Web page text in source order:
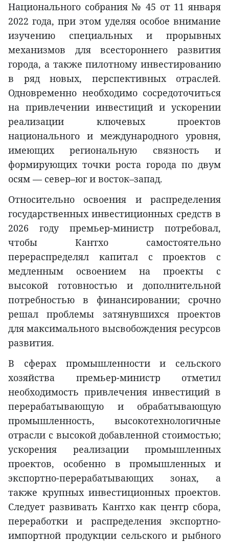
Национального собрания № 45 от 11 января
2022 года, при этом уделяя особое внимание
изучению специальных и прорывных
механизмов для всестороннего развития
города, а также пилотному инвестированию
в ряд новых, перспективных отраслей.
Одновременно необходимо сосредоточиться
на привлечении инвестиций и ускорении
реализации ключевых проектов
национального и международного уровня,
имеющих региональную связность и
формирующих точки роста города по двум
осям — север–юг и восток–запад.
Относительно освоения и распределения
государственных инвестиционных средств в
2026 году премьер-министр потребовал,
чтобы Кантхо самостоятельно
перераспределял капитал с проектов с
медленным освоением на проекты с
высокой готовностью и дополнительной
потребностью в финансировании; срочно
решал проблемы затянувшихся проектов
для максимального высвобождения ресурсов
развития.
В сферах промышленности и сельского
хозяйства премьер-министр отметил
необходимость привлечения инвестиций в
перерабатывающую и обрабатывающую
промышленность, высокотехнологичные
отрасли с высокой добавленной стоимостью;
ускорения реализации промышленных
проектов, особенно в промышленных и
экспортно-перерабатывающих зонах, а
также крупных инвестиционных проектов.
Следует развивать Кантхо как центр сбора,
переработки и распределения экспортно-
импортной продукции сельского и рыбного